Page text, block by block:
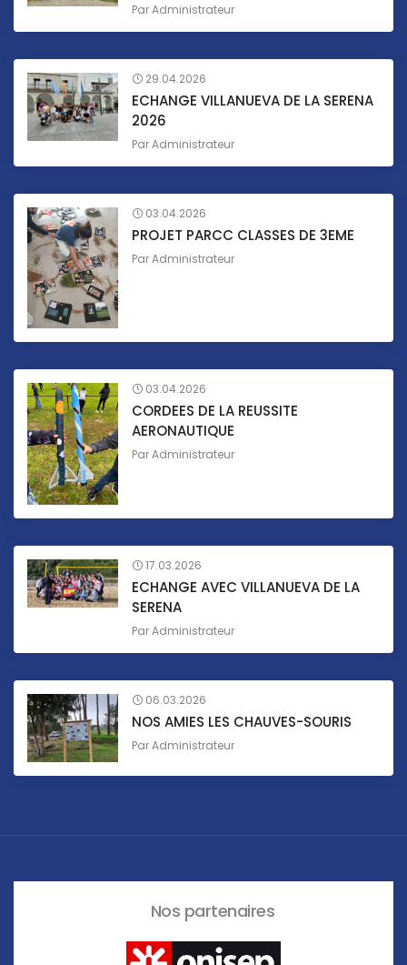
ParAdministrateur
29.04.2026
ECHANGE VILLANUEVA DE LA SERENA
2026
ParAdministrateur
03.04.2026
PROJET PARCC CLASSES DE 3EME
ParAdministrateur
03.04.2026
CORDEES DE LA REUSSITE
AERONAUTIQUE
ParAdministrateur
17.03.2026
ECHANGE AVEC VILLANUEVA DE LA
SERENA
ParAdministrateur
06.03.2026
NOS AMIES LES CHAUVES-SOURIS
ParAdministrateur
Nos partenaires